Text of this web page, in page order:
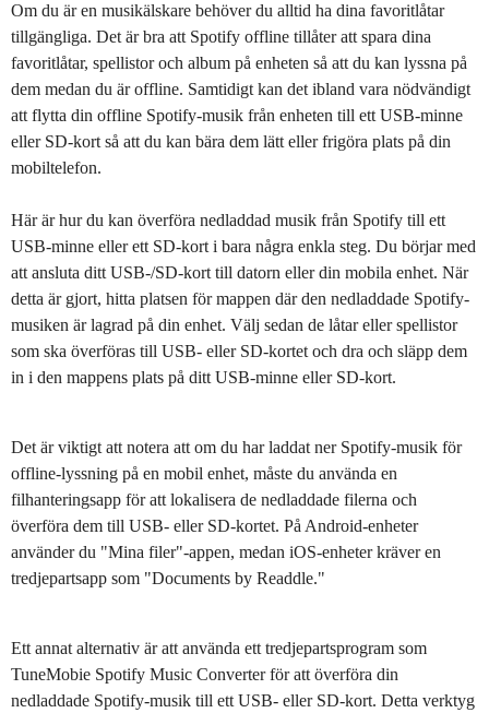
Om du är en musikälskare behöver du alltid ha dina favoritlåtar
tillgängliga. Det är bra att Spotify offline tillåter att spara dina
favoritlåtar, spellistor och album på enheten så att du kan lyssna på
dem medan du är offline. Samtidigt kan det ibland vara nödvändigt
att flytta din offline Spotify-musik från enheten till ett USB-minne
eller SD-kort så att du kan bära dem lätt eller frigöra plats på din
mobiltelefon.
Här är hur du kan överföra nedladdad musik från Spotify till ett
USB-minne eller ett SD-kort i bara några enkla steg. Du börjar med
att ansluta ditt USB-/SD-kort till datorn eller din mobila enhet. När
detta är gjort, hitta platsen för mappen där den nedladdade Spotify-
musiken är lagrad på din enhet. Välj sedan de låtar eller spellistor
som ska överföras till USB- eller SD-kortet och dra och släpp dem
in i den mappens plats på ditt USB-minne eller SD-kort.
Det är viktigt att notera att om du har laddat ner Spotify-musik för
offline-lyssning på en mobil enhet, måste du använda en
filhanteringsapp för att lokalisera de nedladdade filerna och
överföra dem till USB- eller SD-kortet. På Android-enheter
använder du "Mina filer"-appen, medan iOS-enheter kräver en
tredjepartsapp som "Documents by Readdle."
Ett annat alternativ är att använda ett tredjepartsprogram som
TuneMobie Spotify Music Converter för att överföra din
nedladdade Spotify-musik till ett USB- eller SD-kort. Detta verktyg